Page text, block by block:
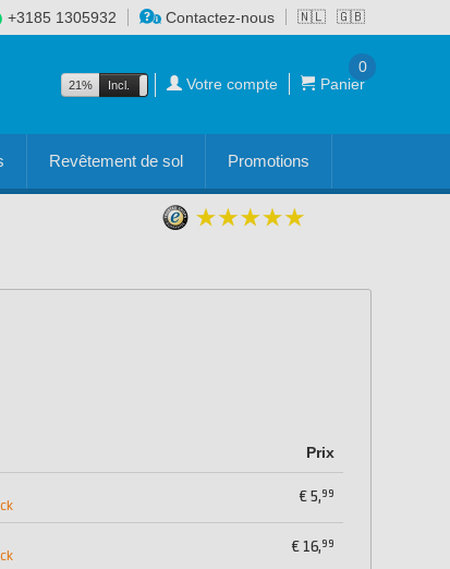
🇳🇱 🇬🇧
+3185 1305932 Contactez-nous
21% Incl. Excl. Votre compte Panier
0
Revêtement de sol Promotions
Prix
€5,99
€16,99